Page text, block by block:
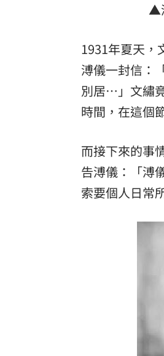
▲
1931年夏天，
溥儀一封信：
別居…」文繡
時間，在這個
而接下來的事
告溥儀：「溥
索要個人日常